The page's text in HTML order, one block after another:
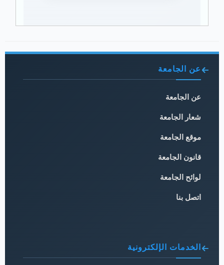
عن الجامعة
عن الجامعة
شعار الجامعة
موقع الجامعة
قانون الجامعة
لوائح الجامعة
اتصل بنا
الخدمات الإلكترونية